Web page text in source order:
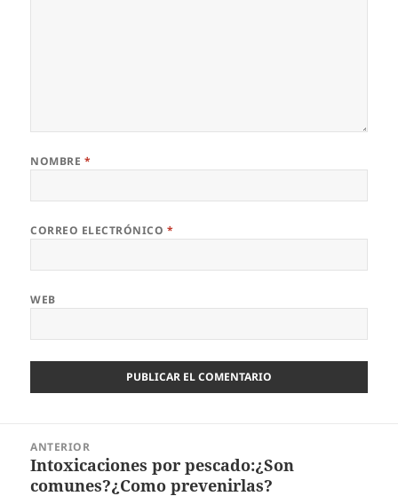
NOMBRE *
CORREO ELECTRÓNICO *
WEB
entradas
ANTERIOR
Entrada
anterior:
Intoxicaciones por pescado:¿Son
comunes?¿Como prevenirlas?